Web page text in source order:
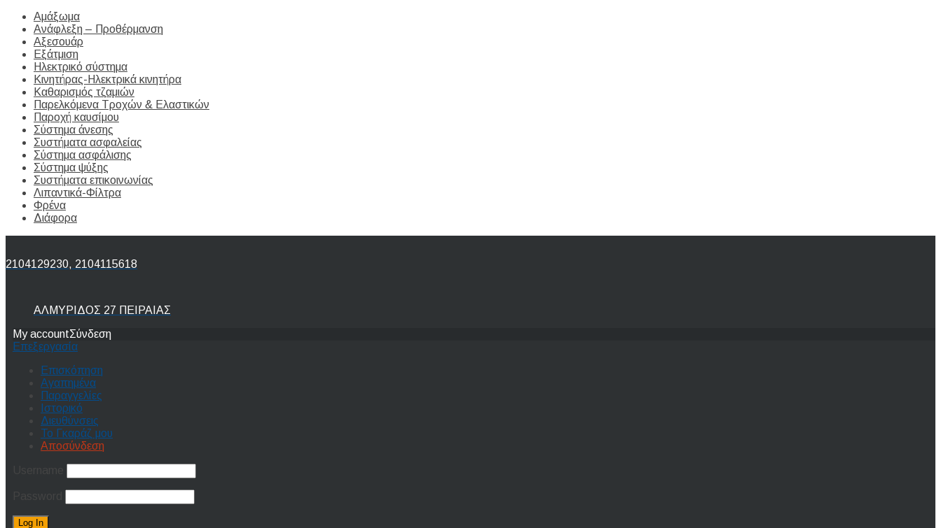
Αμάξωμα
Ανάφλεξη – Προθέρμανση
Αξεσουάρ
Εξάτμιση
Ηλεκτρικό σύστημα
Κινητήρας-Ηλεκτρικά κινητήρα
Καθαρισμός τζαμιών
Παρελκόμενα Τροχών & Ελαστικών
Παροχή καυσίμου
Σύστημα άνεσης
Συστήματα ασφαλείας
Σύστημα ασφάλισης
Σύστημα ψύξης
Συστήματα επικοινωνίας
Λιπαντικά-Φίλτρα
Φρένα
Διάφορα
2104129230, 2104115618
ΑΛΜΥΡΙΔΟΣ 27 ΠΕΙΡΑΙΑΣ
My accountΣύνδεση
Επεξεργασία
Επισκόπηση
Αγαπημένα
Παραγγελίες
Ιστορικό
Διευθύνσεις
Το Γκαράζ μου
Αποσύνδεση